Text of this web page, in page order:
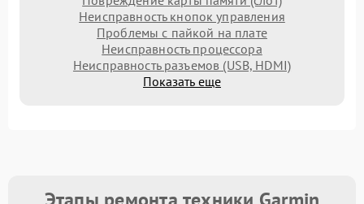
Неисправность кнопок управления
Проблемы с пайкой на плате
Неисправность процессора
Неисправность разъемов (USB, HDMI)
Показать еще